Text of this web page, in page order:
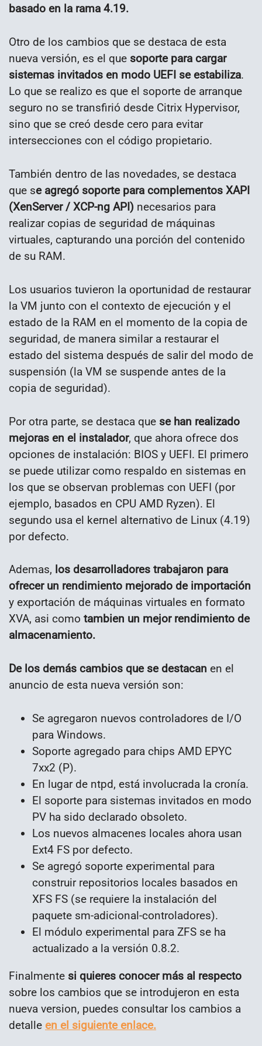
basado en la rama 4.19.
Otro de los cambios que se destaca de esta
nueva versión, es el que soporte para cargar
sistemas invitados en modo UEFI se estabiliza.
Lo que se realizo es que el soporte de arranque
seguro no se transfirió desde Citrix Hypervisor,
sino que se creó desde cero para evitar
intersecciones con el código propietario.
También dentro de las novedades, se destaca
que se agregó soporte para complementos XAPI
(XenServer / XCP-ng API) necesarios para
realizar copias de seguridad de máquinas
virtuales, capturando una porción del contenido
de su RAM.
Los usuarios tuvieron la oportunidad de restaurar
la VM junto con el contexto de ejecución y el
estado de la RAM en el momento de la copia de
seguridad, de manera similar a restaurar el
estado del sistema después de salir del modo de
suspensión (la VM se suspende antes de la
copia de seguridad).
Por otra parte, se destaca que se han realizado
mejoras en el instalador, que ahora ofrece dos
opciones de instalación: BIOS y UEFI. El primero
se puede utilizar como respaldo en sistemas en
los que se observan problemas con UEFI (por
ejemplo, basados ​​en CPU AMD Ryzen). El
segundo usa el kernel alternativo de Linux (4.19)
por defecto.
Ademas, los desarrolladores trabajaron para
ofrecer un rendimiento mejorado de importación
y exportación de máquinas virtuales en formato
XVA, asi como tambien un mejor rendimiento de
almacenamiento.
De los demás cambios que se destacan en el
anuncio de esta nueva versión son:
Se agregaron nuevos controladores de I/O
para Windows.
Soporte agregado para chips AMD EPYC
7xx2 (P).
En lugar de ntpd, está involucrada la cronía.
El soporte para sistemas invitados en modo
PV ha sido declarado obsoleto.
Los nuevos almacenes locales ahora usan
Ext4 FS por defecto.
Se agregó soporte experimental para
construir repositorios locales basados ​​en
XFS FS (se requiere la instalación del
paquete sm-adicional-controladores).
El módulo experimental para ZFS se ha
actualizado a la versión 0.8.2.
Finalmente si quieres conocer más al respecto
sobre los cambios que se introdujeron en esta
nueva version, puedes consultar los cambios a
detalle en el siguiente enlace.